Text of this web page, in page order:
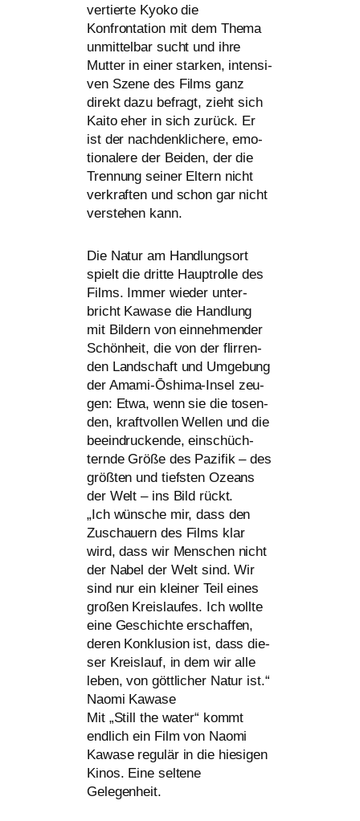
ver­tier­te Kyoko die
Konfrontation mit dem Thema
unmit­tel­bar sucht und ihre
Mutter in einer star­ken, inten­si­
ven Szene des Films ganz
direkt dazu befragt, zieht sich
Kaito eher in sich zurück. Er
ist der nach­denk­li­che­re, emo­
tio­na­le­re der Beiden, der die
Trennung sei­ner Eltern nicht
ver­kraf­ten und schon gar nicht
ver­ste­hen kann.
Die Natur am Handlungsort
spielt die drit­te Hauptrolle des
Films. Immer wie­der unter­
bricht Kawase die Handlung
mit Bildern von ein­neh­men­der
Schönheit, die von der flir­ren­
den Landschaft und Umgebung
der Amami-Ōshima-Insel zeu­
gen: Etwa, wenn sie die tosen­
den, kraft­vol­len Wellen und die
beein­dru­cken­de, ein­schüch­
tern­de Größe des Pazifik – des
größ­ten und tiefs­ten Ozeans
der Welt – ins Bild rückt.
„Ich wün­sche mir, dass den
Zuschauern des Films klar
wird, dass wir Menschen nicht
der Nabel der Welt sind. Wir
sind nur ein klei­ner Teil eines
gro­ßen Kreislaufes. Ich woll­te
eine Geschichte erschaf­fen,
deren Konklusion ist, dass die­
ser Kreislauf, in dem wir alle
leben, von gött­li­cher Natur ist.“
Naomi Kawase
Mit „Still the water“ kommt
end­lich ein Film von Naomi
Kawase regu­lär in die hie­si­gen
Kinos. Eine sel­te­ne
Gelegenheit.